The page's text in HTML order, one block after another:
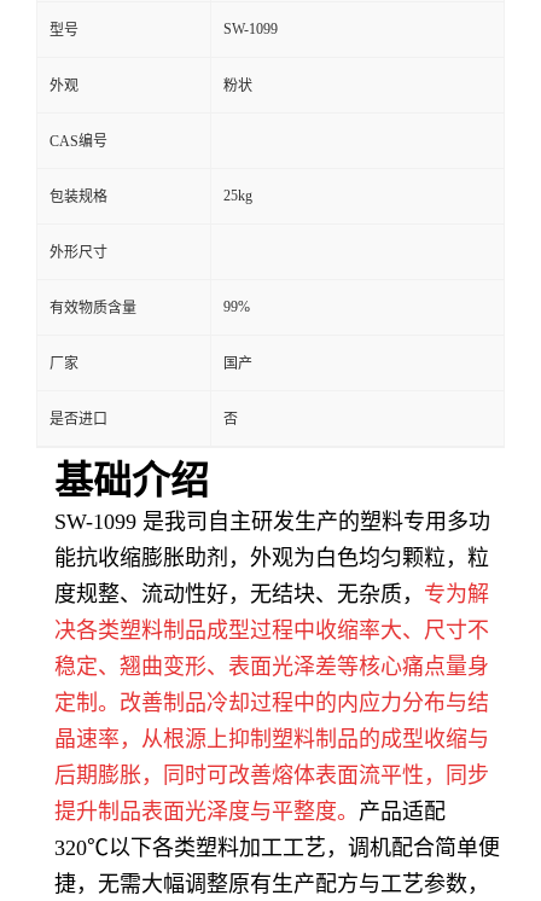
型号 SW-1099
外观 粉状
CAS编号
包装规格 25kg
外形尺寸
有效物质含量 99%
厂家 国产
是否进口 否
基础介绍
SW-1099 是我司自主研发生产的塑料专用多功
能抗收缩膨胀助剂，外观为白色均匀颗粒，粒
度规整、流动性好，无结块、无杂质， 专为解
决各类塑料制品成型过程中收缩率大、尺寸不
稳定、翘曲变形、表面光泽差等核心痛点量身
定制。 改善制品冷却过程中的内应力分布与结
晶速率，从根源上抑制塑料制品的成型收缩与
后期膨胀，同时可改善熔体表面流平性，同步
提升制品表面光泽度与平整度。 产品适配
320℃以下各类塑料加工工艺，调机配合简单便
捷，无需大幅调整原有生产配方与工艺参数，